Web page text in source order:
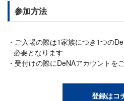
参加方法
ご入場の際は1家族につき1つの
必要となります
受付けの際にDeNAアカウントを
登録はコ